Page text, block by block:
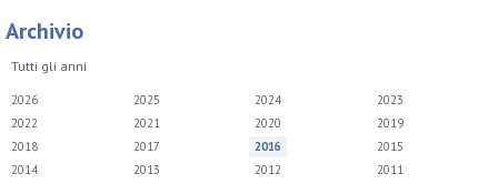
Archivio
Tutti gli anni
2026 2025 2024
2023
2022
2021 2020
2019
2018
2017 2016
2015
2014
2013 2012
2011